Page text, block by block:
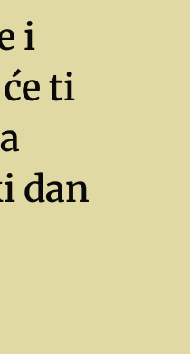
i
ti
dan